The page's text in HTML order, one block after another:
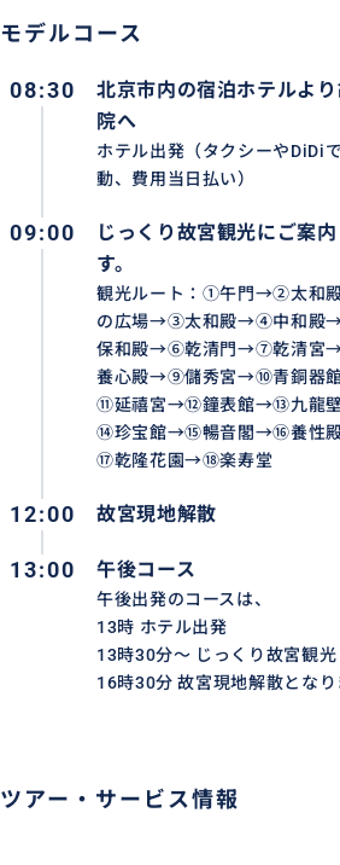
じっくり故宮観光にご案内します。
モデルコース
08:30
北京市内の宿泊ホテルよ
院へ
ホテル出発（タクシーやDiDi
動、費用当日払い）
09:00
じっくり故宮観光にご案内
す。
観光ルート：①午門→②太和
の広場→③太和殿→④中和
保和殿→⑥乾清門→⑦乾清宮
養心殿→⑨儲秀宮→⑩青銅器
⑪延禧宮→⑫鐘表館→⑬九龍
⑭珍宝館→⑮暢音閣→⑯養性
⑰乾隆花園→⑱楽寿堂
12:00 故宮現地解散
13:00 午後コース
午後出発のコースは、
13時 ホテル出発
13時30分～ じっくり故宮観光
16時30分 故宮現地解散となり
ツアー・サービス情報